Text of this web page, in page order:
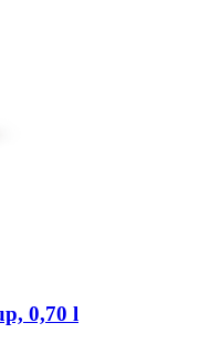
0,70 l